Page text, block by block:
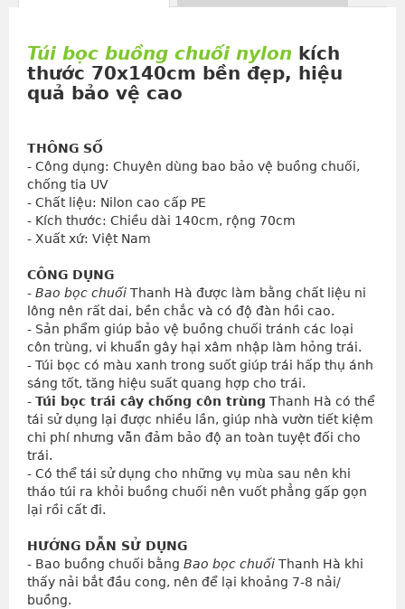
Túi bọc buồng chuối nylon kích
thước 70x140cm bền đẹp, hiệu
quả bảo vệ cao
THÔNG SỐ
- Công dụng: Chuyên dùng bao bảo vệ buồng chuối,
chống tia UV
- Chất liệu: Nilon cao cấp PE
- Kích thước: Chiều dài 140cm, rộng 70cm
- Xuất xứ: Việt Nam
CÔNG DỤNG
- Bao bọc chuối Thanh Hà được làm bằng chất liệu ni
lông nên rất dai, bền chắc và có độ đàn hồi cao.
- Sản phẩm giúp bảo vệ buồng chuối tránh các loại
côn trùng, vi khuẩn gây hại xâm nhập làm hỏng trái.
- Túi bọc có màu xanh trong suốt giúp trái hấp thụ ánh
sáng tốt, tăng hiệu suất quang hợp cho trái.
- Túi bọc trái cây chống côn trùng Thanh Hà có thể
tái sử dụng lại được nhiều lần, giúp nhà vườn tiết kiệm
chi phí nhưng vẫn đảm bảo độ an toàn tuyệt đối cho
trái.
- Có thể tái sử dụng cho những vụ mùa sau nên khi
tháo túi ra khỏi buồng chuối nên vuốt phẳng gấp gọn
lại rồi cất đi.
HƯỚNG DẪN SỬ DỤNG
- Bao buồng chuối bằng Bao bọc chuối Thanh Hà khi
thấy nải bắt đầu cong, nên để lại khoảng 7-8 nải/
buồng.